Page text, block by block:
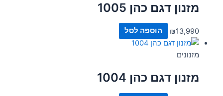
מזנון דגם כהן 1005
₪13,990 הוספה לסל
מזנונים
מזנון דגם כהן 1004